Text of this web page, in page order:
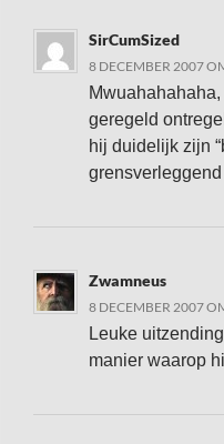
SirCumSized
8 DECEMBER 2007
geregeld
hij duidelijk zijn
grensverleggend
Zwamneus
8 DECEMBER 2007
Leuke
manier waarop